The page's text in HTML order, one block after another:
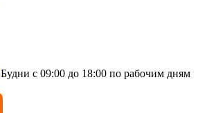
Будни с 09:00 до 18:00 по рабочим дням